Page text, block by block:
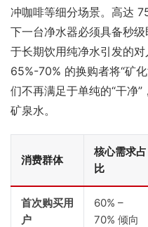
冲咖啡等细分场景。高达
下一台净水器必须具备秒
于长期饮用纯净水引发的
65%-70% 的换购者将“矿
们不再满足于单纯的“干净
矿泉水。
消费群体
核心需求占
比
首次购买用
户
60% –
70% 倾向